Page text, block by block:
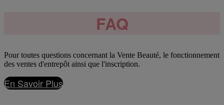
FAQ
Pour toutes questions concernant la Vente Beauté, le fonctionnement
des ventes d'entrepôt ainsi que l'inscription.
En Savoir Plus